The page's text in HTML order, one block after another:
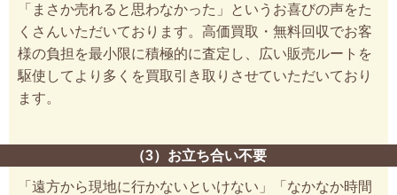
「まさか売れると思わなかった」というお喜びの声をた
くさんいただいております。高価買取・無料回収でお客
様の負担を最小限に積極的に査定し、広い販売ルートを
駆使してより多くを買取引き取りさせていただいており
ます。
（3）お立ち合い不要
「遠方から現地に行かないといけない」「なかなか時間